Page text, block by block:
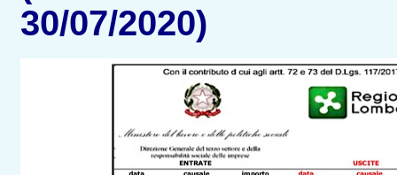
30/07/2020)